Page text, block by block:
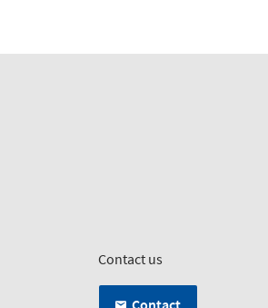
Contact us